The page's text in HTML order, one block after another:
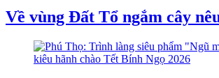
Về vùng Đất Tổ ngắm cây